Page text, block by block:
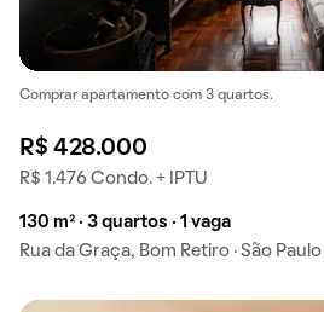
Comprar apartamento com 3 quartos.
R$ 428.000
R$ 1.476 Condo. + IPTU
130 m² · 3 quartos · 1 vaga
Rua da Graça, Bom Retiro · São Paulo